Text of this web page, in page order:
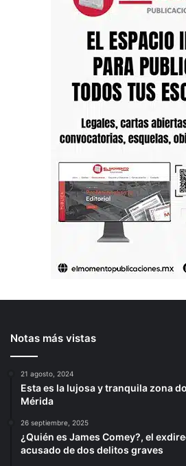
Notas más vistas
21 agosto, 2024
Esta es la lujosa y tranquila zona
Mérida
26 septiembre, 2025
¿Quién es James Comey?, el
acusado de dos delitos graves